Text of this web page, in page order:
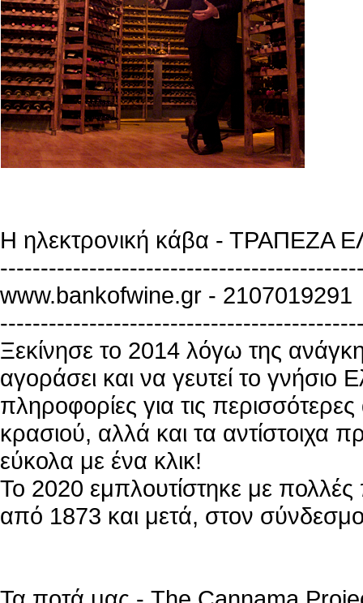
Η ηλεκτρονική κάβα - ΤΡΑΠΕΖΑ
www.bankofwine.gr - 2107019291
Ξεκίνησε το 2014 λόγω της
αγοράσει και να γευτεί το γνήσιο
πληροφορίες για τις περισσότερες
κρασιού, αλλά και τα αντίστοιχα
εύκολα με ένα κλικ!
Το 2020 εμπλουτίστηκε με
από 1873 και μετά, στον